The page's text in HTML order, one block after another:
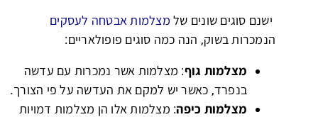
ישנם סוגים שונים של מצלמות אבטחה לעסקים
הנמכרות בשוק, הנה כמה סוגים פופולאריים:
מצלמות גוף: מצלמות אשר נמכרות עם עדשה
בנפרד, כאשר יש למקם את העדשה על פי הצורך.
מצלמות כיפה: מצלמות אלו הן מצלמות דמויות